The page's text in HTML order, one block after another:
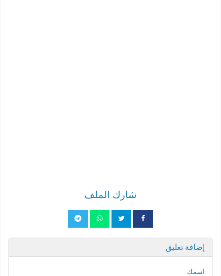
شارك الملف
إضافة تعليق
اسمك